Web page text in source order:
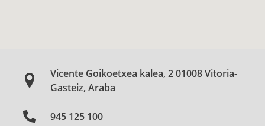
Vicente Goikoetxea kalea, 2 01008 Vitoria-
Gasteiz, Araba
945 125 100